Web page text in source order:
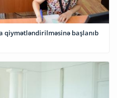
Müəllimlərin elektron formada qiymətləndirilməsinə başlanıb